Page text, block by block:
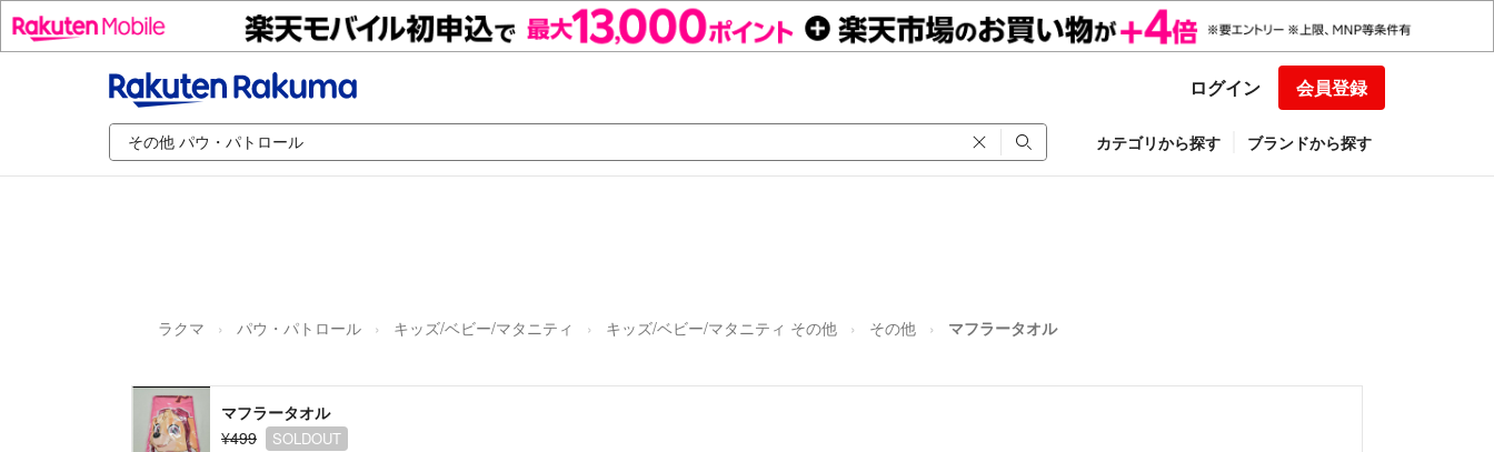
ログイン 会員登録
カテゴリから探す ブランドから探す
ラクマ パウ・パトロール キッズ/ベビー/マタニティ キッズ/ベビー/マタニティ その他 その他 マフラータオル
マフラータオル
¥499
SOLDOUT